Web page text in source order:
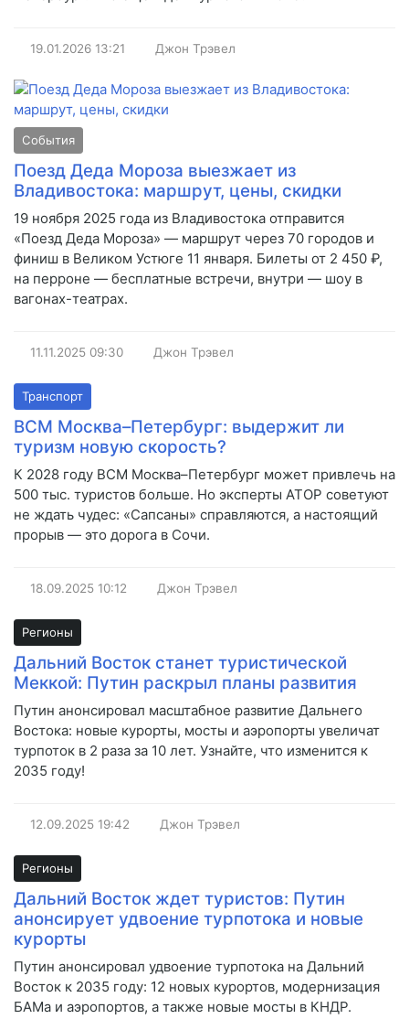
19.01.2026 13:21 Джон Трэвел
События
Поезд Деда Мороза выезжает из
Владивостока: маршрут, цены, скидки
19 ноября 2025 года из Владивостока отправится
«Поезд Деда Мороза» — маршрут через 70 городов и
финиш в Великом Устюге 11 января. Билеты от 2 450 ₽,
на перроне — бесплатные встречи, внутри — шоу в
вагонах-театрах.
11.11.2025 09:30 Джон Трэвел
Транспорт
ВСМ Москва–Петербург: выдержит ли
туризм новую скорость?
К 2028 году ВСМ Москва–Петербург может привлечь на
500 тыс. туристов больше. Но эксперты АТОР советуют
не ждать чудес: «Сапсаны» справляются, а настоящий
прорыв — это дорога в Сочи.
18.09.2025 10:12 Джон Трэвел
Регионы
Дальний Восток станет туристической
Меккой: Путин раскрыл планы развития
Путин анонсировал масштабное развитие Дальнего
Востока: новые курорты, мосты и аэропорты увеличат
турпоток в 2 раза за 10 лет. Узнайте, что изменится к
2035 году!
12.09.2025 19:42 Джон Трэвел
Регионы
Дальний Восток ждет туристов: Путин
анонсирует удвоение турпотока и новые
курорты
Путин анонсировал удвоение турпотока на Дальний
Восток к 2035 году: 12 новых курортов, модернизация
БАМа и аэропортов, а также новые мосты в КНДР.